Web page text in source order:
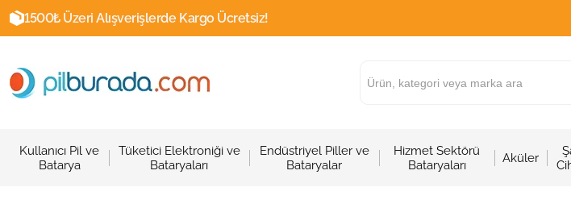
1500₺ Üzeri Alışverişlerde Kargo Ücretsiz!
Kullanıcı Pil ve
Batarya
Tüketici Elektroniği ve
Bataryaları
Endüstriyel Piller ve
Bataryalar
Hizmet Sektörü
Bataryaları
Aküler